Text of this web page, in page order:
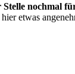
nochmal
etwas